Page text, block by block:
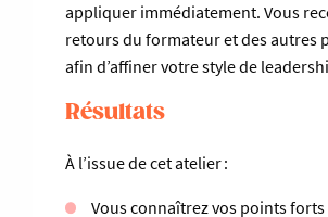
appliquer immédiatement. Vous
retours du formateur et des autres
afin d’affiner votre style de
Résultats
À l’issue de cet atelier :
Vous connaîtrez vos points forts